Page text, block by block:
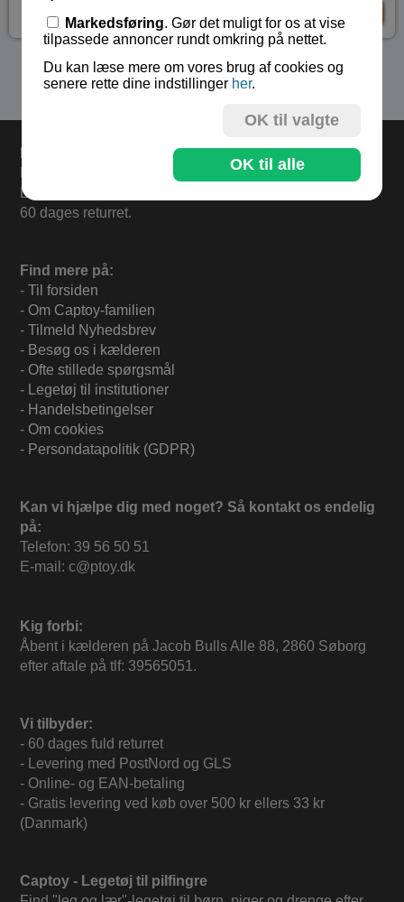
kr 25,-
Se flere produkter i kategorien Terning samlesæt
Bestil inden kl 13.00 og varerne sendes i dag mandag.
Levering 33,- eller gratis ved køb over 500,-.
60 dages returret.
Find mere på:
- Til forsiden
- Om Captoy-familien
- Tilmeld Nyhedsbrev
- Besøg os i kælderen
- Ofte stillede spørgsmål
- Legetøj til institutioner
- Handelsbetingelser
- Om cookies
- Persondatapolitik (GDPR)
Kan vi hjælpe dig med noget? Så kontakt os endelig
på:
Telefon: 39 56 50 51
E-mail: c@ptoy.dk
Kig forbi:
Åbent i kælderen på Jacob Bulls Alle 88, 2860 Søborg
efter aftale på tlf: 39565051.
Vi tilbyder:
- 60 dages fuld returret
- Levering med PostNord og GLS
- Online- og EAN-betaling
- Gratis levering ved køb over 500 kr ellers 33 kr
(Danmark)
Captoy - Legetøj til pilfingre
Markedsføring. Gør det muligt for os at vise
tilpassede annoncer rundt omkring på nettet.
Du kan læse mere om vores brug af cookies og
senere rette dine indstillinger her.
OK til valgte
OK til alle